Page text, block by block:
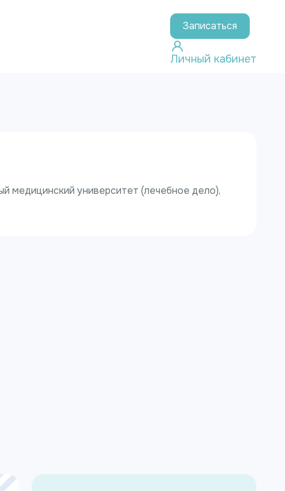
Записаться
Личный кабинет
медицинский университет (лечебное дело),